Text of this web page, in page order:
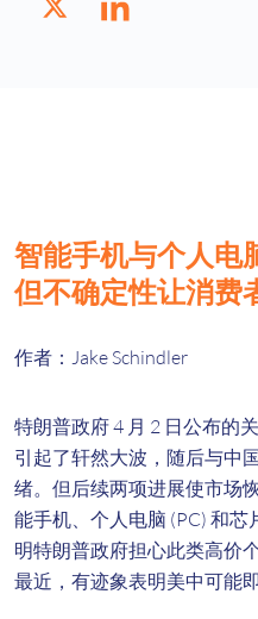
智能手机与个人电
但不确定性让消费
作者：Jake Schindler
特朗普政府 4 月 2 日公布的
引起了轩然大波，随后与中
绪。但后续两项进展使市场
能手机、个人电脑 (PC) 和
明特朗普政府担心此类高价
最近，有迹象表明美中可能